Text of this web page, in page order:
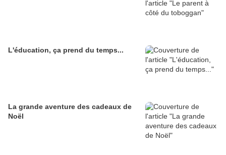
L'éducation, ça prend du temps...
La grande aventure des cadeaux de
Noël